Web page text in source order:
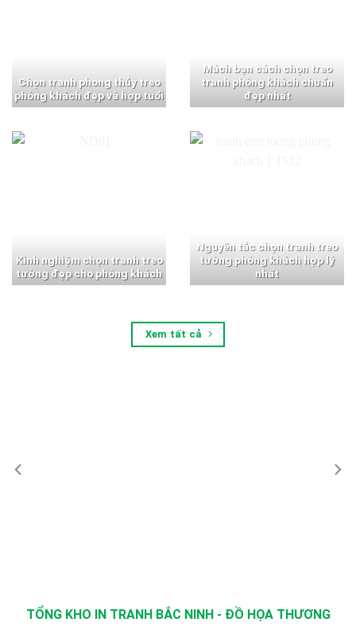
Chọn tranh phong thủy treo
phòng khách đẹp và hợp tuổi
Mách bạn cách chọn treo
tranh phòng khách chuẩn
đẹp nhất
Kinh nghiệm chọn tranh treo
tường đẹp cho phòng khách
Nguyên tắc chọn tranh treo
tường phòng khách hợp lý
nhất
Xem tất cả
TỔNG KHO IN TRANH BẮC NINH - ĐỒ HỌA THƯƠNG